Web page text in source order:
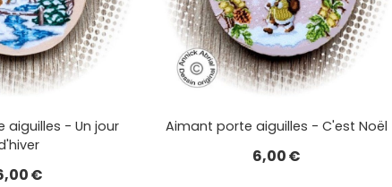
aiguilles - Un jour
€
Aimant porte aiguilles - C'est Noël
6,00€